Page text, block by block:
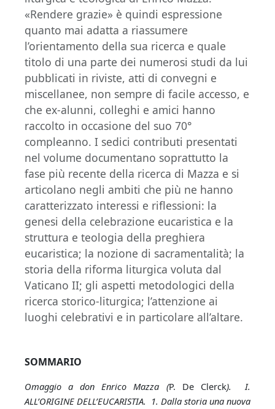
«Rendere grazie» è quindi espressione
quanto mai adatta a riassumere
l’orientamento della sua ricerca e quale
titolo di una parte dei numerosi studi da lui
pubblicati in riviste, atti di convegni e
miscellanee, non sempre di facile accesso, e
che ex-alunni, colleghi e amici hanno
raccolto in occasione del suo 70°
compleanno. I sedici contributi presentati
nel volume documentano soprattutto la
fase più recente della ricerca di Mazza e si
articolano negli ambiti che più ne hanno
caratterizzato interessi e riflessioni: la
genesi della celebrazione eucaristica e la
struttura e teologia della preghiera
eucaristica; la nozione di sacramentalità; la
storia della riforma liturgica voluta dal
Vaticano II; gli aspetti metodologici della
ricerca storico-liturgica; l’attenzione ai
luoghi celebrativi e in particolare all’altare.
SOMMARIO
Omaggio a don Enrico Mazza (P. De Clerck).I.
ALL’ORIGINE DELL’EUCARISTIA. 1. Dalla storia una nuova